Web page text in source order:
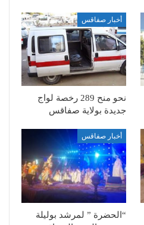
أخبار صفاقس
نحو منح 289 رخصة لواج
جديدة بولاية صفاقس
أخبار صفاقس
“الحضرة ” لمرشد بوليلة